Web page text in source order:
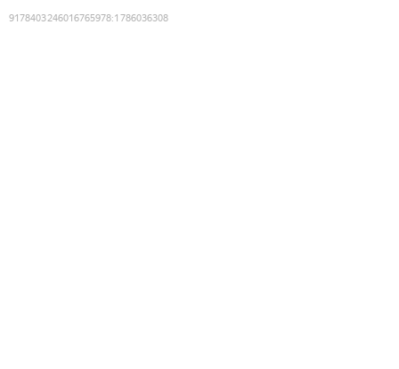
9178403246016765978:1786036308